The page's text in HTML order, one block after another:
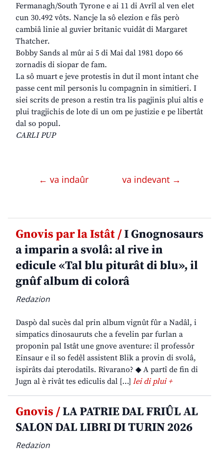
Fermanagh/South Tyrone e ai 11 di Avrîl al ven elet
cun 30.492 vôts. Nancje la sô elezion e fâs però
cambiâ linie al guvier britanic vuidât di Margaret
Thatcher.
Bobby Sands al mûr ai 5 di Mai dal 1981 dopo 66
zornadis di siopar de fam.
La sô muart e jeve protestis in dut il mont intant che
passe cent mil personis lu compagnin in simitieri. I
siei scrits de preson a restin tra lis pagjinis plui altis e
plui tragjichis de lote di un om pe justizie e pe libertât
dal so popul.
CARLI PUP
← va indaûr va indevant →
Gnovis par la Istât /I Gnognosaurs
a imparin a svolâ: al rive in
edicule «Tal blu piturât di blu», il
gnûf album di colorâ
Redazion
Daspò dal sucès dal prin album vignût fûr a Nadâl, i
simpatics dinosauruts che a fevelin par furlan a
proponin pal Istât une gnove aventure: il professôr
Einsaur e il so fedêl assistent Blik a provin di svolâ,
ispirâts dai pterodatils. Rivarano? ◆ A partî de fin di
Jugn al è rivât tes ediculis dal […] lei di plui +
Gnovis /LA PATRIE DAL FRIÛL AL
SALON DAL LIBRI DI TURIN 2026
Redazion